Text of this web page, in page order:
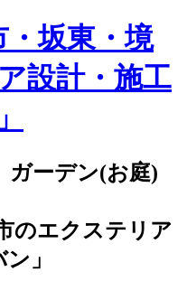
ガーデン(お庭)
のエクステリア
」